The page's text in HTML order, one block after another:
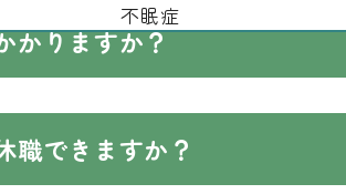
不眠症
かりますか？
職できますか？